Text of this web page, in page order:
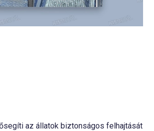
az állatok biztonságos felhajtását